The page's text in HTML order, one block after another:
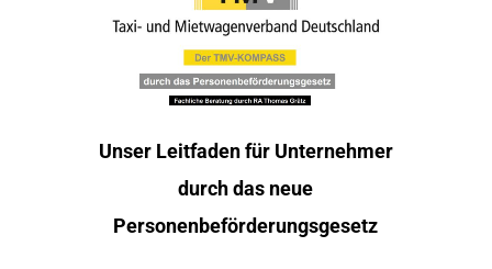
Unser Leitfaden für Unternehmer
durch das neue
Personenbeförderungsgesetz